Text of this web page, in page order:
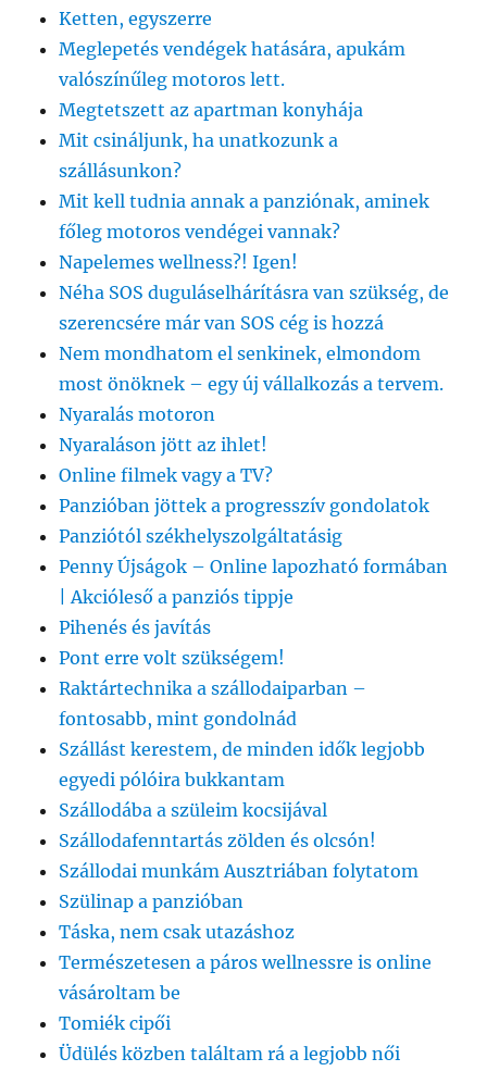
Ketten, egyszerre
Meglepetés vendégek hatására, apukám
valószínűleg motoros lett.
Megtetszett az apartman konyhája
Mit csináljunk, ha unatkozunk a
szállásunkon?
Mit kell tudnia annak a panziónak, aminek
főleg motoros vendégei vannak?
Napelemes wellness?! Igen!
Néha SOS duguláselhárításra van szükség, de
szerencsére már van SOS cég is hozzá
Nem mondhatom el senkinek, elmondom
most önöknek – egy új vállalkozás a tervem.
Nyaralás motoron
Nyaraláson jött az ihlet!
Online filmek vagy a TV?
Panzióban jöttek a progresszív gondolatok
Panziótól székhelyszolgáltatásig
Penny Újságok – Online lapozható formában
| Akcióleső a panziós tippje
Pihenés és javítás
Pont erre volt szükségem!
Raktártechnika a szállodaiparban –
fontosabb, mint gondolnád
Szállást kerestem, de minden idők legjobb
egyedi pólóira bukkantam
Szállodába a szüleim kocsijával
Szállodafenntartás zölden és olcsón!
Szállodai munkám Ausztriában folytatom
Szülinap a panzióban
Táska, nem csak utazáshoz
Természetesen a páros wellnessre is online
vásároltam be
Tomiék cipői
Üdülés közben találtam rá a legjobb női